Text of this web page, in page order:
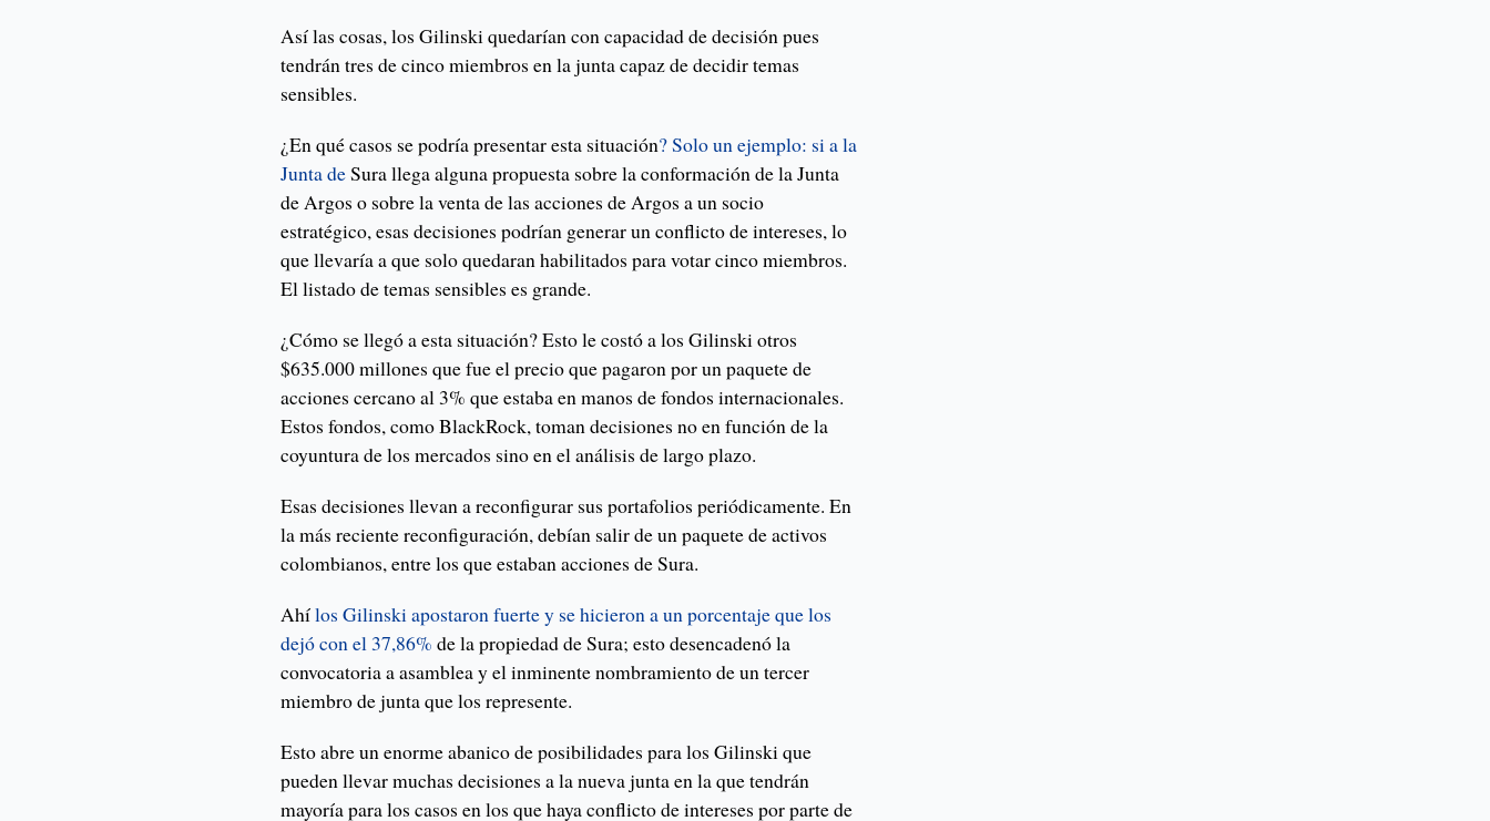
Así las cosas, los Gilinski quedarían con capacidad de decisión pues
tendrán tres de cinco miembros en la junta capaz de decidir temas
sensibles.
¿En qué casos se podría presentar esta situación? Solo un ejemplo: si a la
Junta deSura llega alguna propuesta sobre la conformación de la Junta
de Argos o sobre la venta de las acciones de Argos a un socio
estratégico, esas decisiones podrían generar un conflicto de intereses, lo
que llevaría a que solo quedaran habilitados para votar cinco miembros.
El listado de temas sensibles es grande.
¿Cómo se llegó a esta situación? Esto le costó a los Gilinski otros
$635.000 millones que fue el precio que pagaron por un paquete de
acciones cercano al 3% que estaba en manos de fondos internacionales.
Estos fondos, como BlackRock, toman decisiones no en función de la
coyuntura de los mercados sino en el análisis de largo plazo.
Esas decisiones llevan a reconfigurar sus portafolios periódicamente. En
la más reciente reconfiguración, debían salir de un paquete de activos
colombianos, entre los que estaban acciones de Sura.
Ahílos Gilinski apostaron fuerte y se hicieron a un porcentaje que los
dejó con el 37,86%de la propiedad de Sura; esto desencadenó la
convocatoria a asamblea y el inminente nombramiento de un tercer
miembro de junta que los represente.
Esto abre un enorme abanico de posibilidades para los Gilinski que
pueden llevar muchas decisiones a la nueva junta en la que tendrán
mayoría para los casos en los que haya conflicto de intereses por parte de